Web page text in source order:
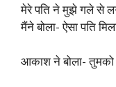
मेरे पति ने मुझे गले से
मैंने बोला- ऐसा पति
आकाश ने बोला- तुमको